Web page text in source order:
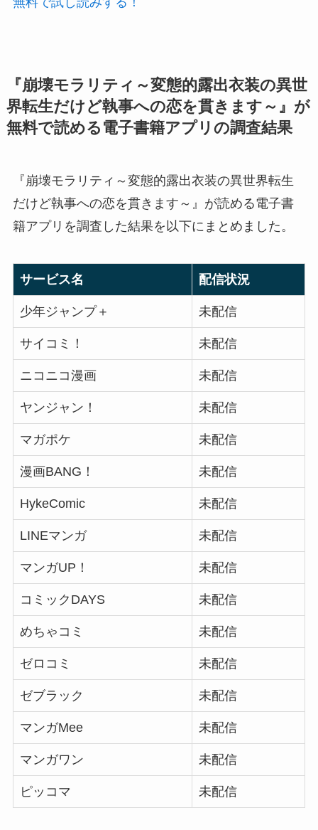
『崩壊モラリティ～変態的露出衣装の異世
界転生だけど執事への恋を貫きます～』が
無料で読める電子書籍アプリの調査結果
『崩壊モラリティ～変態的露出衣装の異世界転生
だけど執事への恋を貫きます～』が読める電子書
籍アプリを調査した結果を以下にまとめました。
サービス名 配信状況
少年ジャンプ＋ 未配信
サイコミ！ 未配信
ニコニコ漫画 未配信
ヤンジャン！ 未配信
マガポケ 未配信
漫画BANG！ 未配信
HykeComic 未配信
LINEマンガ 未配信
マンガUP！ 未配信
コミックDAYS 未配信
めちゃコミ 未配信
ゼロコミ 未配信
ゼブラック 未配信
マンガMee 未配信
マンガワン 未配信
ピッコマ 未配信